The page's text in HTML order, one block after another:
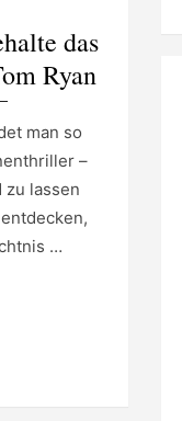
das
Ryan
man so
–
zu lassen
…